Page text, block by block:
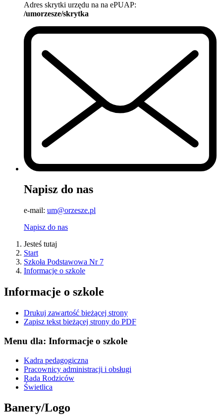
Adres skrytki urzędu na na ePUAP:
/umorzesze/skrytka
Napisz do nas
e-mail: um@orzesze.pl
Napisz do nas
Jesteś tutaj
Start
Szkoła Podstawowa Nr 7
Informacje o szkole
Informacje o szkole
Drukuj zawartość bieżącej strony
Zapisz tekst bieżącej strony do PDF
Menu dla: Informacje o szkole
Kadra pedagogiczna
Pracownicy administracji i obsługi
Rada Rodziców
Świetlica
Banery/Logo